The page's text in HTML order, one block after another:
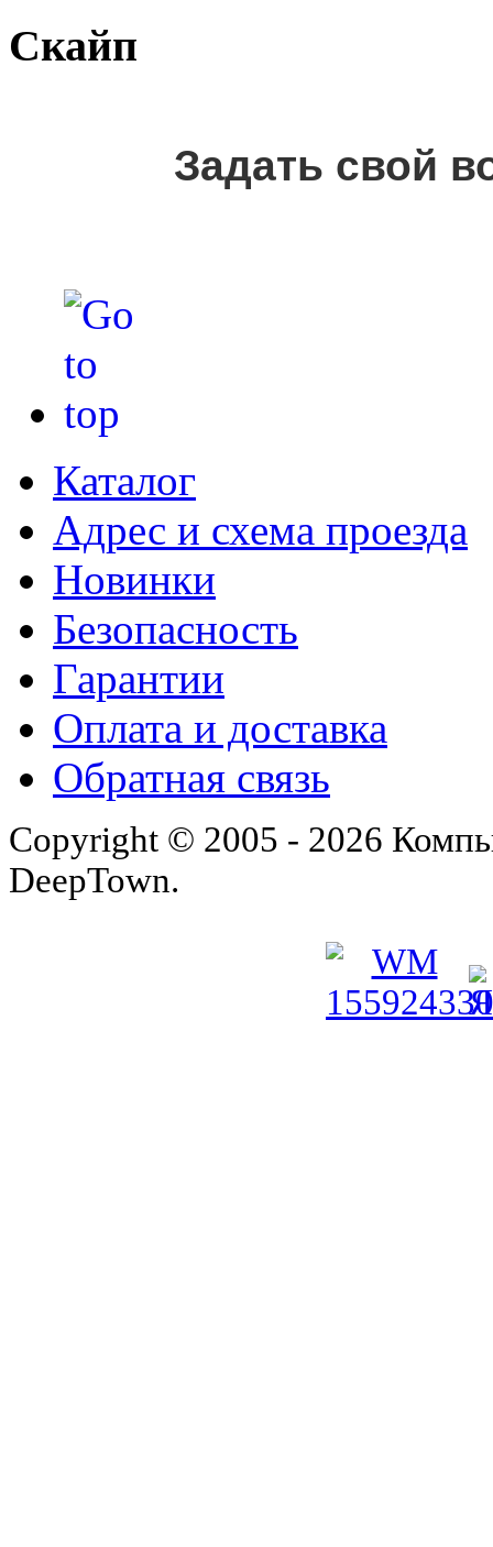
Скайп
Задать свой
Каталог
Адрес и схема проезда
Новинки
Безопасность
Гарантии
Оплата и доставка
Обратная связь
Copyright © 2005 - 2026
DeepTown.